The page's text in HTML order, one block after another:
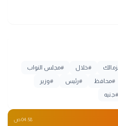
#خلال #مجلس النواب
#محافظ #رئيس #وزير
#جنيه
04:58 ص